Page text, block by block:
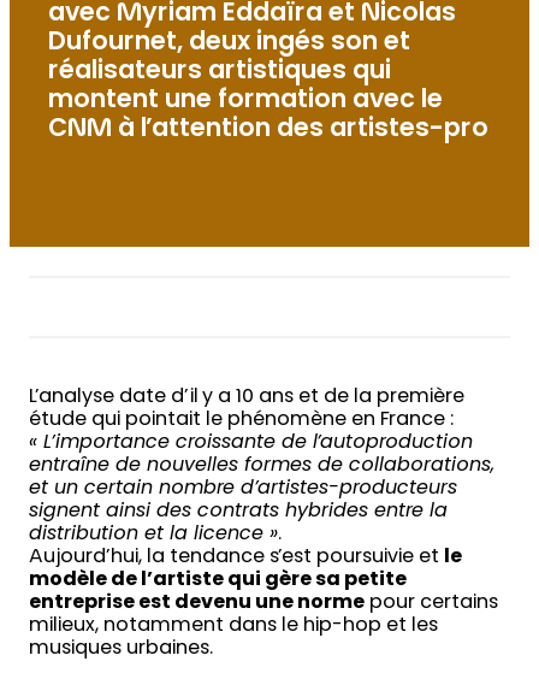
avec Myriam Eddaïra et Nicolas
Dufournet, deux ingés son et
réalisateurs artistiques qui
montent une formation avec le
CNM à l’attention des artistes-pro
L’analyse date d’il y a 10 ans et de la première
étude qui pointait le phénomène en France :
« L’importance croissante de l’autoproduction
entraîne de nouvelles formes de collaborations,
et un certain nombre d’artistes-producteurs
signent ainsi des contrats hybrides entre la
distribution et la licence ».
Aujourd’hui, la tendance s’est poursuivie et
le
modèle de l’artiste qui gère sa petite
entreprise est devenu une norme pour certains
milieux, notamment dans le hip-hop et les
musiques urbaines.